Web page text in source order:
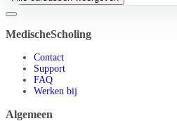
MedischeScholing
Contact
Support
FAQ
Werken bij
Algemeen